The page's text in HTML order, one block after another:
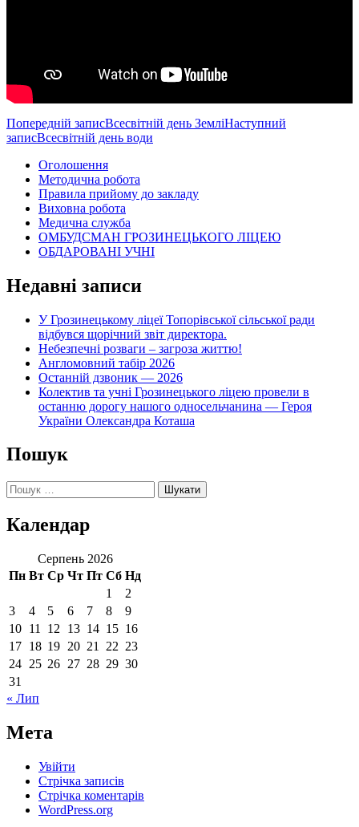
Навігація
по
записам
Попередній записВсесвітній день ЗемліНаступний
записВсесвітній день води
Оголошення
Методична робота
Правила прийому до закладу
Виховна робота
Медична служба
ОМБУДСМАН ГРОЗИНЕЦЬКОГО ЛІЦЕЮ
ОБДАРОВАНІ УЧНІ
Недавні записи
У Грозинецькому ліцеї Топорівської сільської ради
відбувся щорічний звіт директора.
Небезпечні розваги – загроза життю!
Англомовний табір 2026
Останній дзвоник — 2026
Колектив та учні Грозинецького ліцею провели в
останню дорогу нашого односельчанина — Героя
України Олександра Коташа
Пошук
Пошук:
Календар
Серпень 2026
Пн Вт Ср Чт Пт Сб Нд
1
2
3
4 5 6 7 8
9
10 11 12 13 14 15 16
17 18 19 20 21 22 23
24 25 26 27 28 29 30
31
« Лип
Мета
Увійти
Стрічка записів
Стрічка коментарів
WordPress.org